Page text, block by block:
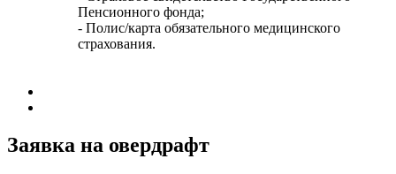
Пенсионного фонда;
- Полис/карта обязательного медицинского
страхования.
Заявка на овердрафт